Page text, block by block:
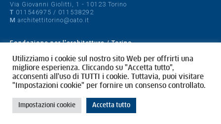
Via Giovanni Giolitti, 1 - 10123 Torino
T 011546975 / 011538292
M architettitorino@oato.it
Fondazione per l'architettura / Torino
Designed by quattrolinee.it
Cookie Policy
Privacy Policy
Utilizziamo i cookie sul nostro sito Web per offrirti una
migliore esperienza. Cliccando su "Accetta tutto",
acconsenti all'uso di TUTTI i cookie. Tuttavia, puoi visitare
"Impostazioni cookie" per fornire un consenso controllato.
Impostazioni cookie Accetta tutto